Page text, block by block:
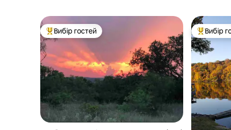
Топ вибір гостей
Вибір гостей Топ вибір
Вибір